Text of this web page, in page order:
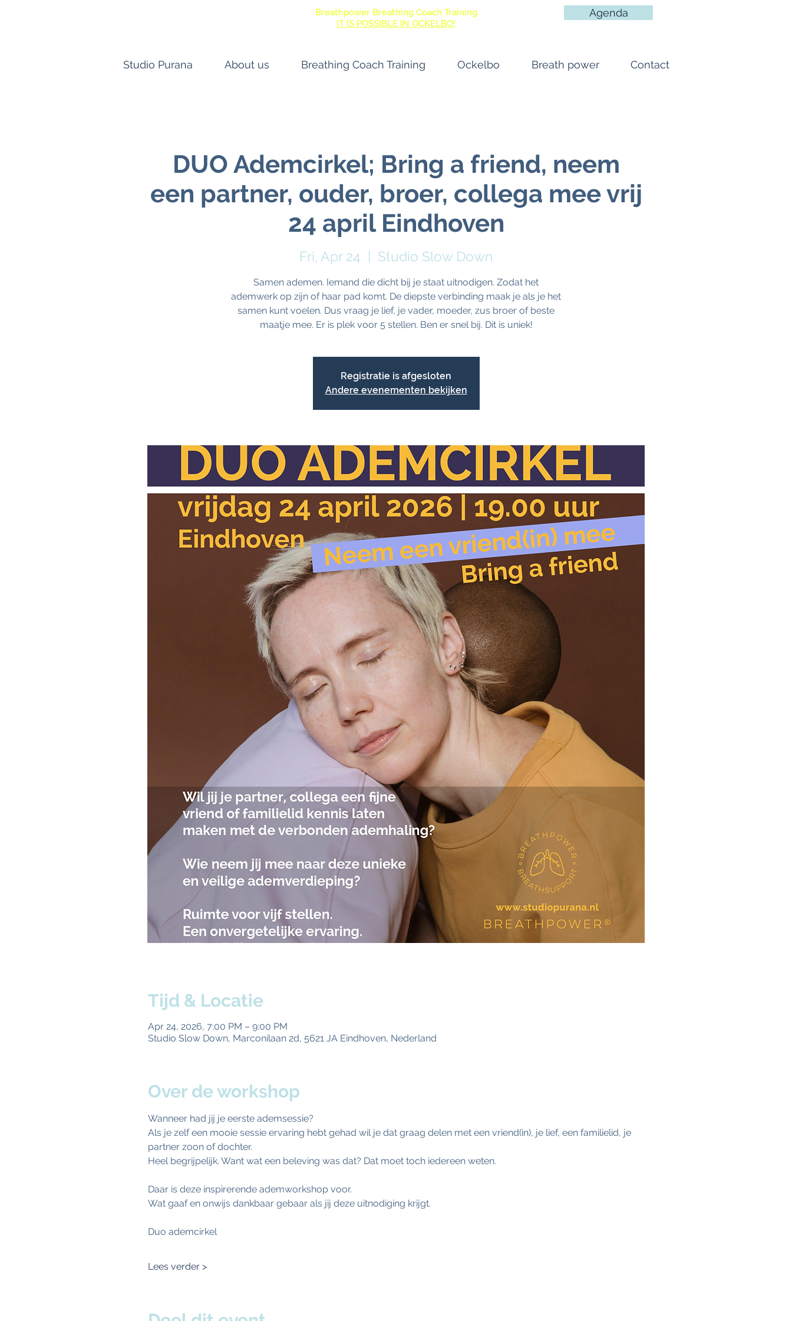
Breathpower Breathing Coach Training
IT IS POSSIBLE IN OCKELBO!
Studio Purana About us Breathing Coach Training Ockelbo Breath power Contact
DUO Ademcirkel; Bring a friend, neem
een partner, ouder, broer, collega mee vrij
24 april Eindhoven
Fri, Apr 24
  |
Studio Slow Down
Samen ademen. Iemand die dicht bij je staat uitnodigen. Zodat het
ademwerk op zijn of haar pad komt. De diepste verbinding maak je als je het
samen kunt voelen. Dus vraag je lief, je vader, moeder, zus broer of beste
maatje mee. Er is plek voor 5 stellen. Ben er snel bij. Dit is uniek!
Registratie is afgesloten
Andere evenementen bekijken
Tijd & Locatie
Apr 24, 2026, 7:00 PM – 9:00 PM
Studio Slow Down, Marconilaan 2d, 5621 JA Eindhoven, Nederland
Over de workshop
Wanneer had jij je eerste ademsessie?
Als je zelf een mooie sessie ervaring hebt gehad wil je dat graag delen met een vriend(in), je lief, een familielid, je
partner zoon of dochter.
Heel begrijpelijk. Want wat een beleving was dat? Dat moet toch iedereen weten.
Daar is deze inspirerende ademworkshop voor.
Wat gaaf en onwijs dankbaar gebaar als jij deze uitnodiging krijgt.
Duo ademcirkel
Lees verder >
Agenda